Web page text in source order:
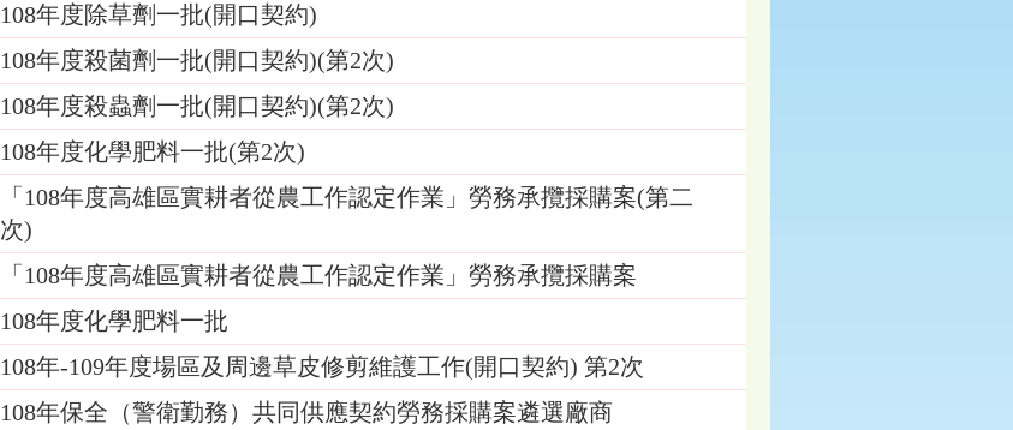
108年度除草劑一批(開口契約)
108年度殺菌劑一批(開口契約)(第2次)
108年度殺蟲劑一批(開口契約)(第2次)
108年度化學肥料一批(第2次)
「108年度高雄區實耕者從農工作認定作業」勞務承攬採購案(第二
次)
「108年度高雄區實耕者從農工作認定作業」勞務承攬採購案
108年度化學肥料一批
108年-109年度場區及周邊草皮修剪維護工作(開口契約) 第2次
108年保全（警衛勤務）共同供應契約勞務採購案遴選廠商